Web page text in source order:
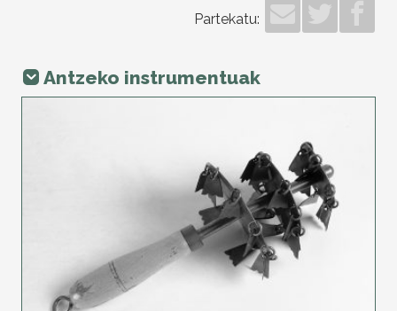
Partekatu:
Antzeko instrumentuak